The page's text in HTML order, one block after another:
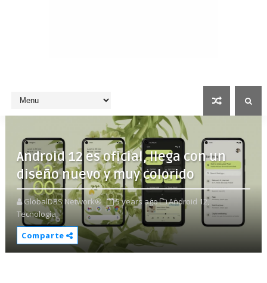
Android 12 es oficial, llega con un
diseño nuevo y muy colorido
GlobalDBS Network® 5 years ago
Android 12,
Tecnología,
Comparte